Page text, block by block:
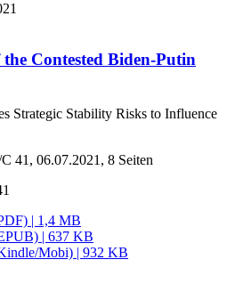
Contested Biden‑Putin
Strategic Stability Risks to Influence
41, 06.07.2021, 8 Seiten
| 1,4 MB
| 637 KB
Mobi) | 932 KB